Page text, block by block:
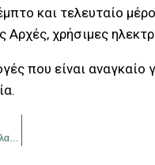
και τελευταίο
χρήσιμες
που είναι